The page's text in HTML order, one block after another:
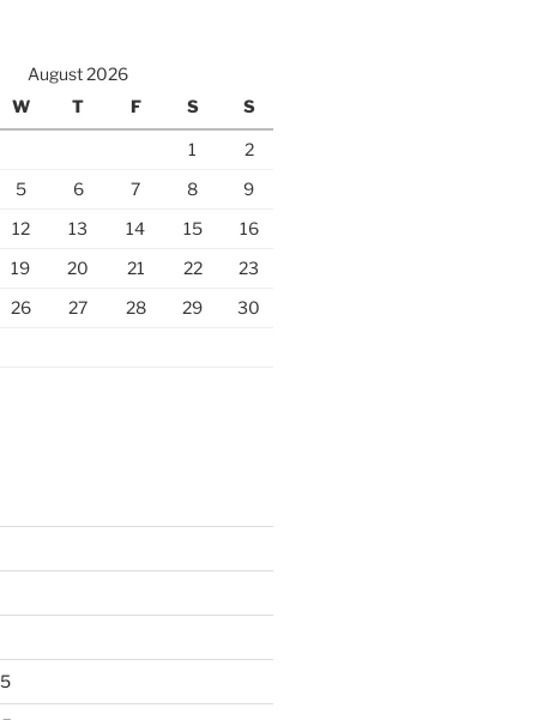
August 2026
W T F S S
1
2
5 6 7 8
9
12 13 14 15
16
19 20 21 22
23
26 27 28 29
30